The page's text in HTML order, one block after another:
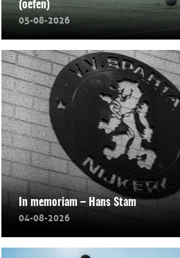
(oefen)
05-08-2026
In memoriam – Hans Stam
04-08-2026